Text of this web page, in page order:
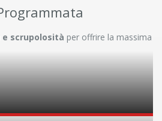
scrupolosità per offrire la massima